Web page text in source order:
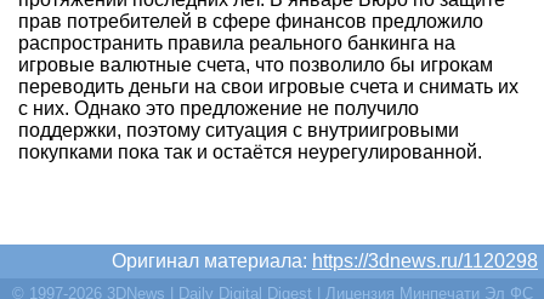
прав потребителей в сфере финансов предложило
распространить правила реального банкинга на
игровые валютные счета, что позволило бы игрокам
переводить деньги на свои игровые счета и снимать их
с них. Однако это предложение не получило
поддержки, поэтому ситуация с внутриигровыми
покупками пока так и остаётся неурегулированной.
Оригинал материала: https://3dnews.ru/1120298
© 1997-2026 3DNews | Daily Digital Digest | Лицензия Минпечати Эл ФС